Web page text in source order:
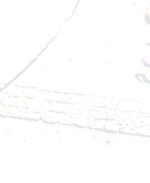
Einsatz - Ölspur - 26.01.2024